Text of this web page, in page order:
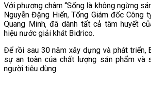
Với phương châm “Sống là không ngừng
Nguyễn Đặng Hiến, Tổng Giám đốc Công
Quang Minh, đã dành tất cả tâm huyết
hiệu nước giải khát Bidrico.
Để rồi sau 30 năm xây dựng và phát triển,
sự an toàn của chất lượng sản phẩm và
người tiêu dùng.